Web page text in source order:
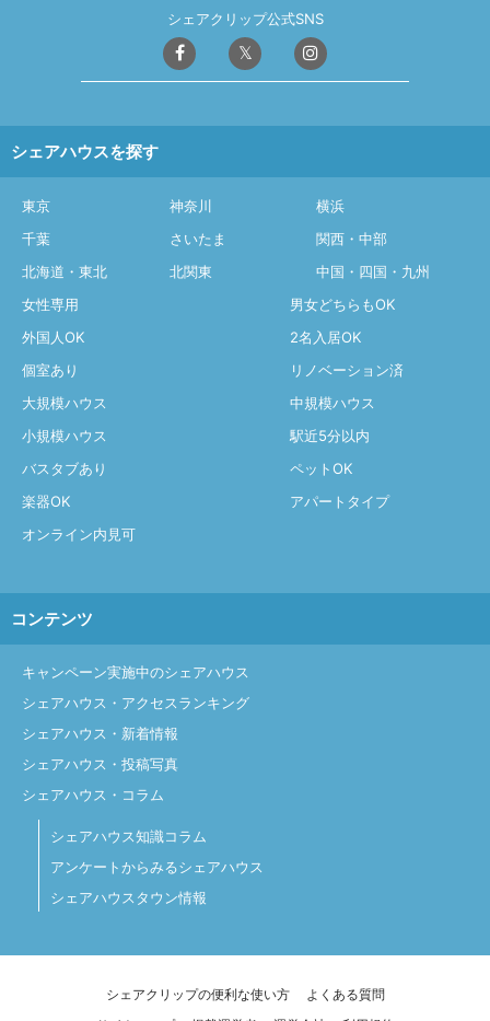
シェアクリップ公式SNS
シェアハウスを探す
東京 神奈川
横浜
千葉
さいたま
関西・中部
北海道・東北
北関東
中国・四国・九州
女性専用
男女どちらもOK
外国人OK
2名入居OK
個室あり
リノベーション済
大規模ハウス
中規模ハウス
小規模ハウス
駅近5分以内
バスタブあり
ペットOK
楽器OK
アパートタイプ
オンライン内見可
コンテンツ
キャンペーン実施中のシェアハウス
シェアハウス・アクセスランキング
シェアハウス・新着情報
シェアハウス・投稿写真
シェアハウス・コラム
シェアハウス知識コラム
アンケートからみるシェアハウス
シェアハウスタウン情報
シェアクリップの便利な使い方
よくある質問